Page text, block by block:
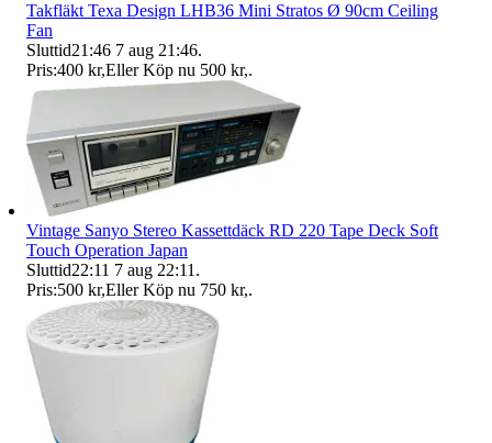
Takfläkt Texa Design LHB36 Mini Stratos Ø 90cm Ceiling
Fan
Sluttid21:46 7 aug 21:46.
Pris:400 kr,Eller Köp nu 500 kr,.
Vintage Sanyo Stereo Kassettdäck RD 220 Tape Deck Soft
Touch Operation Japan
Sluttid22:11 7 aug 22:11 .
Pris:500 kr,Eller Köp nu 750 kr,.